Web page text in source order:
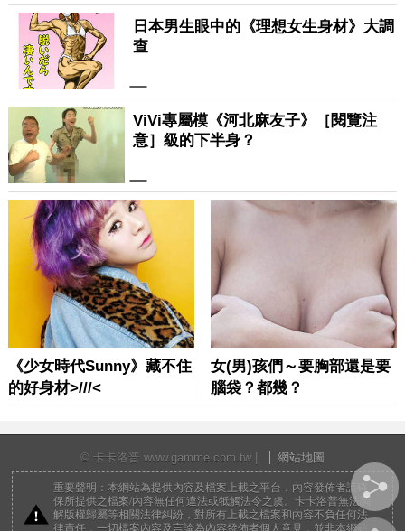
© 卡卡洛普 www.gamme.com.tw | 網站地圖
重要聲明：本網站為提供內容及檔案上載之平台，內容發佈者請確
保所提供之檔案/內容無任何違法或牴觸法令之虞。卡卡洛普無法調
解版權歸屬等相關法律糾紛，對所有上載之檔案和內容不負任何法